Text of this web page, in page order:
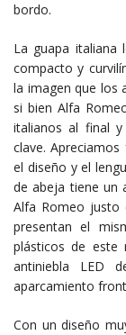
bordo.
La guapa italiana
compacto y
la imagen que los
si bien Alfa
italianos al final
clave.
el diseño y el
de abeja tiene un
Alfa Romeo justo
presentan el
plásticos de este
antiniebla LED
aparcamiento
Con un diseño